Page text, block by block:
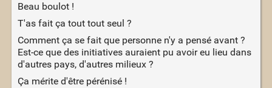
Beau boulot !
T'as fait ça tout tout seul ?
Comment ça se fait que personne n'y a pensé avant ?
Est-ce que des initiatives auraient pu avoir eu lieu dans
d'autres pays, d'autres milieux ?
Ça mérite d'être pérénisé !